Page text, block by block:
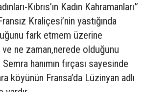
Kıbrıs’ın Kadın Kahramanları”
Kraliçesi’nin yastığında
fark etmem üzerine
ne zaman,nerede olduğunu
hanımın fırçası sayesinde
köyünün Fransa’da Lüzinyan adlı